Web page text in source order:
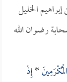
الخليل
رضوان الله
*إِذْ